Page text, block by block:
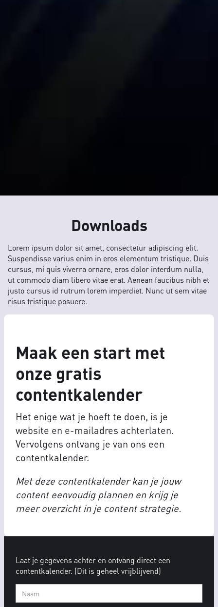
Downloads
Lorem ipsum dolor sit amet, consectetur adipiscing elit.
Suspendisse varius enim in eros elementum tristique. Duis
cursus, mi quis viverra ornare, eros dolor interdum nulla,
ut commodo diam libero vitae erat. Aenean faucibus nibh et
justo cursus id rutrum lorem imperdiet. Nunc ut sem vitae
risus tristique posuere.
Maak een start met
onze gratis
contentkalender
Het enige wat je hoeft te doen, is je
website en e-mailadres achterlaten.
Vervolgens ontvang je van ons een
contentkalender.
Met deze contentkalender kan je jouw
content eenvoudig plannen en krijg je
meer overzicht in je content strategie.
Laat je gegevens achter en ontvang direct een
contentkalender. (Dit is geheel vrijblijvend)